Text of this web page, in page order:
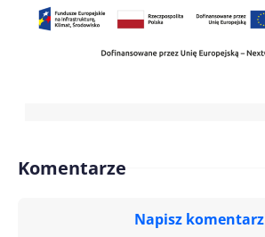
Komentarze
Napisz komentarz